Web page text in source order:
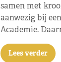
samen met
aanwezig bij
Academie.
Lees verder